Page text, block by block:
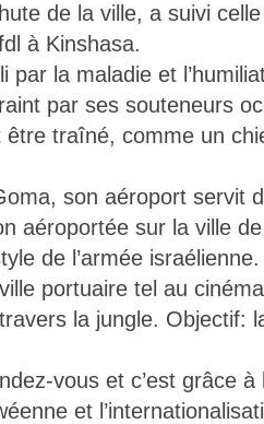
de la ville, a suivi
à Kinshasa.
par la maladie et
par ses souteneurs
être traîné, comme un
son aéroport servit
aéroportée sur la ville
de l’armée
portuaire tel au
la jungle. Objectif:
vous et c’est grâce à
et